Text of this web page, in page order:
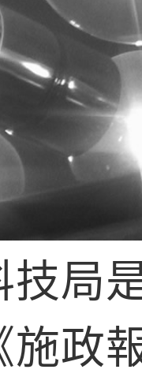
技局
施政